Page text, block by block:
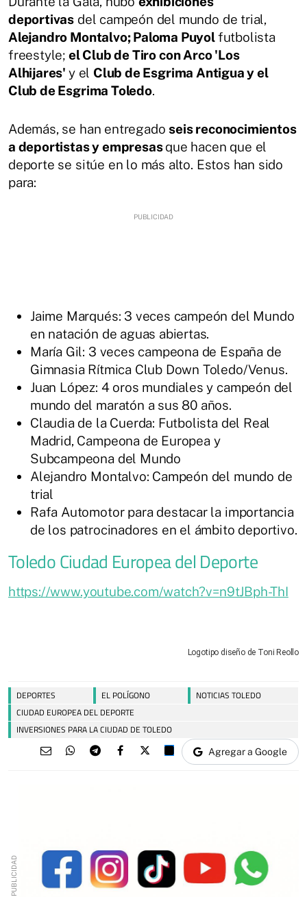
deportivas del campeón del mundo de trial,
Alejandro Montalvo; Paloma Puyolfutbolista
freestyle; el Club de Tiro con Arco 'Los
Alhijares' y el Club de Esgrima Antigua y el
Club de Esgrima Toledo.
Además, se han entregadoseis reconocimientos
a deportistas y empresasque hacen que el
deporte se sitúe en lo más alto. Estos han sido
para:
Jaime Marqués: 3 veces campeón del Mundo
en natación de aguas abiertas.
María Gil: 3 veces campeona de España de
Gimnasia Rítmica Club Down Toledo/Venus.
Juan López: 4 oros mundiales y campeón del
mundo del maratón a sus 80 años.
Claudia de la Cuerda: Futbolista del Real
Madrid, Campeona de Europea y
Subcampeona del Mundo
Alejandro Montalvo: Campeón del mundo de
trial
Rafa Automotor para destacar la importancia
de los patrocinadores en el ámbito deportivo.
Toledo Ciudad Europea del Deporte
https://www.youtube.com/watch?v=n9tJBph-ThI
Logotipo diseño de Toni Reollo
DEPORTES EL POLÍGONO
NOTICIAS TOLEDO
CIUDAD EUROPEA DEL DEPORTE
INVERSIONES PARA LA CIUDAD DE TOLEDO
Agregar a Google